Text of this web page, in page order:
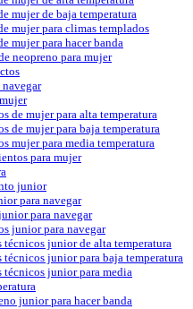
mujer de baja temperatura
mujer para climas templados
mujer para hacer banda
neopreno para mujer
navegar
de mujer para alta temperatura
de mujer para baja temperatura
mujer para media temperatura
para mujer
junior
para navegar
para navegar
junior para navegar
técnicos junior de alta temperatura
técnicos junior para baja temperatura
técnicos junior para media
junior para hacer banda